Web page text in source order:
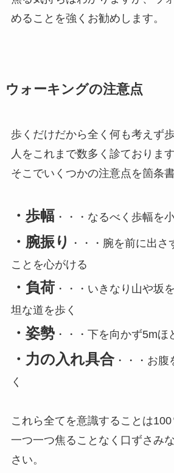
めることを強くお勧めします。
ウォーキングの注意点
歩くだけだから全く何も考えず
人をこれまで数多く診ております
そこでいくつかの注意点を箇条書
・歩幅 ・・・なるべく歩幅を
・腕振り
・・・腕を前に出さ
ことを心がける
・負荷・・・いきなり山や坂
坦な道を歩く
・姿勢・・・下を向かず5mほ
・力の入れ具合・・・お腹
く
これら全てを意識することは100
一つ一つ焦ることなく口ずさみ
さい。